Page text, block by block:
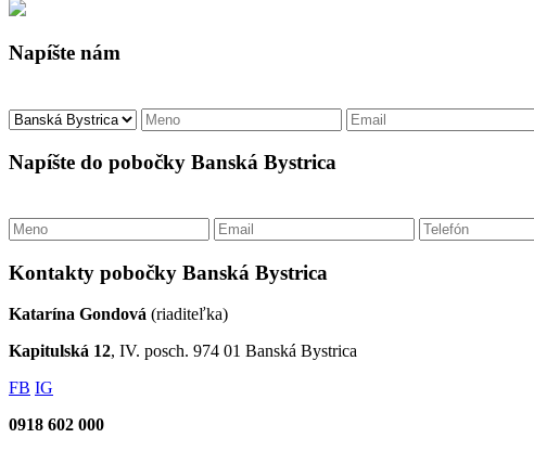
Napíšte nám
Napíšte do pobočky Banská Bystrica
Kontakty pobočky Banská Bystrica
Katarína Gondová (riaditeľka)
Kapitulská 12, IV. posch. 974 01 Banská Bystrica
FB IG
0918 602 000